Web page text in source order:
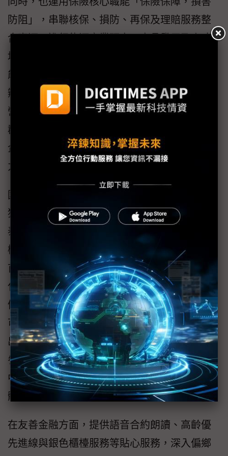
防阻」，串聯核保、損防、再保及理賠服務整
合資源，進行能源產業研究、商品發展及人才
培育，持續提供離岸風電、太陽能光電等綠色
能源商品保障，並重視事前預防行動，透過舉
辦損害防阻研討會，聚焦特定風險對企業持續
營運及災害防範議題；針對不同企業／個人客
群開發各式損害防阻教育訓練課程，持續提升
企業適應力與韌性及強化社會大眾抗災應變能
力。
國泰證券以數位創新驅動永續發展，成果再度
獲得永續金融評鑑肯定。在智慧服務方面，國
泰證券導入多項AI技術，包含啟用「仙股預警
機制」，協助客戶強化反詐騙防護；推出業界
首創「AI庫存管家」，整合市場資訊與盤勢變
化，提供貼近個人投資需求的精準推播；持續
優化服務平台，導入全新驗證方式，調額申請
可全程線上完成；結合集團小樹點生態圈，推
出台股定期定額投資折抵服務，協助客戶彈性
參與市場；為線上服務取得新型ISO 14068-1碳
中和產品認證，打造兼顧環境社會的永續服務
體驗。
在友善金融方面，提供語音合約朗讀、高齡優
先進線與銀色櫃檯服務等貼心服務，深入偏鄉